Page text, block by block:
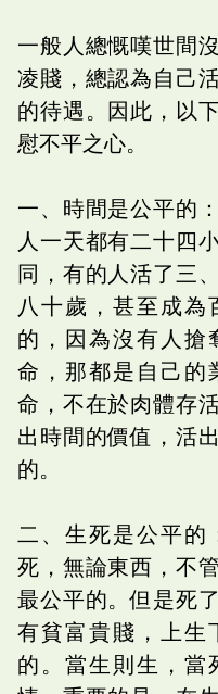
一般人總慨嘆世間
凌賤，總認為自己
的待遇。因此，以
慰不平之心。
一、時間是公平的
人一天都有二十四
同，有的人活了三
八十歲，甚至成為
的，因為沒有人搶
命，那都是自己的
命，不在於肉體存
出時間的價值，活
的。
二、生死是公平的
死，無論東西，不
最公平的。但是死
有貧富貴賤，上生
的。當生則生，當